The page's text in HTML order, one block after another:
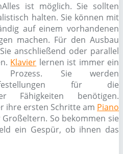
Alles ist möglich. Sie sollten
halten. Sie können mit
auf einem vorhandenen
machen. Für den Ausbau
anschließend oder parallel
Klavier lernen ist immer ein
Prozess. Sie werden
für die
Fähigkeiten benötigen.
ihre ersten Schritte am Piano
So bekommen sie
ein Gespür, ob ihnen das